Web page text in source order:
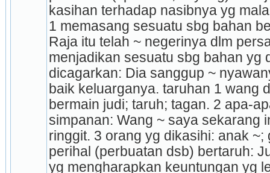
kasihan terhadap nasibnya yg
1 me­masang sesuatu sbg bahan
Raja itu telah ~ negerinya dlm
menjadikan sesuatu sbg bahan yg
dicagarkan: Dia sanggup ~
baik keluarganya. taruhan 1 wang
bermain judi; taruh; tagan. 2 apa-
simpanan: Wang ~ saya sekarang
ringgit. 3 orang yg dikasihi: anak ~;
peri­hal (perbuatan dsb) bertaruh:
yg mengharapkan keuntungan yg